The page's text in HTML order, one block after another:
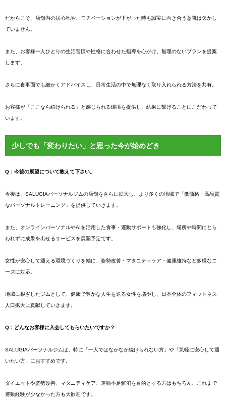
だからこそ、店舗内の居心地や、モチベーションが下がった時も誠実に向き合う意識は欠かし
ていません。
また、お客様一人ひとりの生活習慣や性格に合わせた指導を心がけ、無理のないプランを提案
します。
さらに食事面でも細かくアドバイスし、日常生活の中で無理なく取り入れられる方法を共有。
お客様が「ここなら続けられる」と感じられる環境を提供し、結果に繋げることにこだわって
います。
少しでも「変わりたい」と思った今が始めどき
Q：今後の展望について教えて下さい。
今後は、SALUGIAパーソナルジムの店舗をさらに拡大し、より多くの地域で「低価格・高品質
なパーソナルトレーニング」を提供していきます。
また、オンラインパーソナルやAIを活用した食事・運動サポートも強化し、場所や時間にとら
われずに成果を出せるサービスを展開予定です。
女性が安心して通える環境づくりを軸に、姿勢改善・マタニティケア・健康維持など多様なニ
ーズに対応。
地域に根ざしたジムとして、健康で豊かな人生を送る女性を増やし、日本全体のフィットネス
人口拡大に貢献していきます。
Q：どんなお客様に入会してもらいたいですか？
SALUGIAパーソナルジムは、特に「一人ではなかなか続けられない方」や「気軽に安心して通
いたい方」におすすめです。
ダイエットや姿勢改善、マタニティケア、運動不足解消を目的とする方はもちろん、これまで
運動経験が少なかった方も大歓迎です。